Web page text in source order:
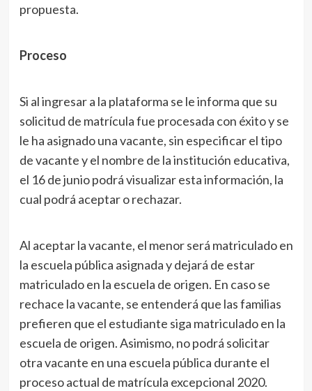
propuesta.
Proceso
Si al ingresar a la plataforma se le informa que su
solicitud de matrícula fue procesada con éxito y se
le ha asignado una vacante, sin especificar el tipo
de vacante y el nombre de la institución educativa,
el 16 de junio podrá visualizar esta información, la
cual podrá aceptar o rechazar.
Al aceptar la vacante, el menor será matriculado en
la escuela pública asignada y dejará de estar
matriculado en la escuela de origen. En caso se
rechace la vacante, se entenderá que las familias
prefieren que el estudiante siga matriculado en la
escuela de origen. Asimismo, no podrá solicitar
otra vacante en una escuela pública durante el
proceso actual de matrícula excepcional 2020.